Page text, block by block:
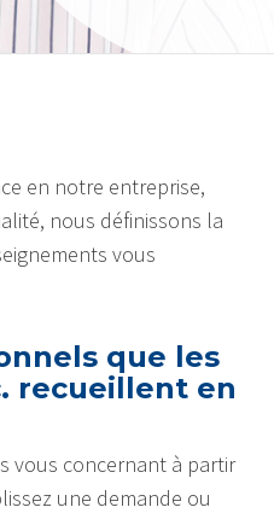
en notre entreprise,
nous définissons la
vous
que les
recueillent en
vous concernant à partir
une demande ou